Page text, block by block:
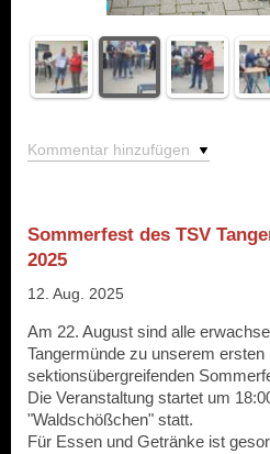
Kommentar hinzufügen
Sommerfest des TSV
2025
12. Aug. 2025
Am 22. August sind alle
Tangermünde zu unserem ersten
sektionsübergreifenden
Die Veranstaltung startet um
"Waldschößchen" statt.
Für Essen und Getränke ist